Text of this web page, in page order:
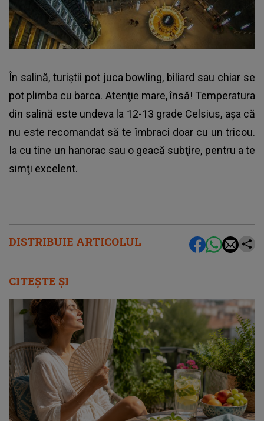
DISTRIBUIE ARTICOLUL
În salină, turiştii pot juca bowling, biliard sau chiar se
pot plimba cu barca. Atenţie mare, însă! Temperatura
din salină este undeva la 12-13 grade Celsius, aşa că
nu este recomandat să te îmbraci doar cu un tricou.
Ia cu tine un hanorac sau o geacă subţire, pentru a te
simţi excelent.
CITEȘTE ȘI